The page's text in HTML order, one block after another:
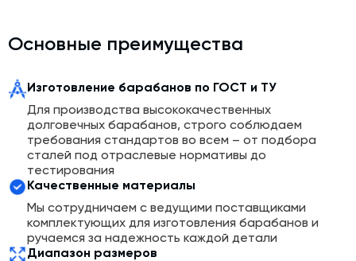
может быть исполнен в разборном варианте.
Основные преимущества
Изготовление барабанов по ГОСТ и ТУ
Для производства высококачественных
долговечных барабанов, строго соблюдаем
требования стандартов во всем – от подбора
сталей под отраслевые нормативы до
тестирования
Качественные материалы
Мы сотрудничаем с ведущими поставщиками
комплектующих для изготовления барабанов и
ручаемся за надежность каждой детали
Диапазон размеров